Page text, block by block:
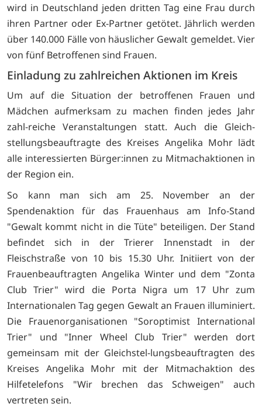
wird in Deutschland jeden dritten Tag eine Frau durch
ihren Partner oder Ex-Partner getötet. Jährlich werden
über 140.000 Fälle von häuslicher Gewalt gemeldet. Vier
von fünf Betroffenen sind Frauen.
Einladung zu zahlreichen Aktionen im Kreis
Um auf die Situation der betroffenen Frauen und
Mädchen aufmerksam zu machen finden jedes Jahr
zahl-reiche Veranstaltungen statt. Auch die Gleich-
stellungsbeauftragte des Kreises Angelika Mohr lädt
alle interessierten Bürger:innen zu Mitmachaktionen in
der Region ein.
So kann man sich am 25. November an der
Spendenaktion für das Frauenhaus am Info-Stand
"Gewalt kommt nicht in die Tüte" beteiligen. Der Stand
befindet sich in der Trierer Innenstadt in der
Fleischstraße von 10 bis 15.30 Uhr. Initiiert von der
Frauenbeauftragten Angelika Winter und dem "Zonta
Club Trier" wird die Porta Nigra um 17 Uhr zum
Internationalen Tag gegen Gewalt an Frauen illuminiert.
Die Frauenorganisationen "Soroptimist International
Trier" und "Inner Wheel Club Trier" werden dort
gemeinsam mit der Gleichstel-lungsbeauftragten des
Kreises Angelika Mohr mit der Mitmachaktion des
Hilfetelefons "Wir brechen das Schweigen" auch
vertreten sein.